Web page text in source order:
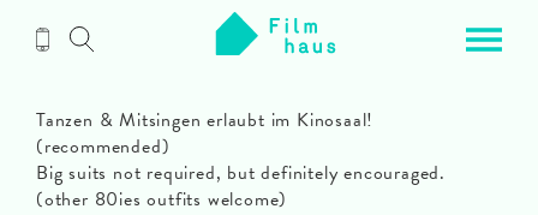
Inhalt
Tanzen & Mitsingen erlaubt im Kinosaal!
(recommended)
Big suits not required, but definitely encouraged.
(other 80ies outfits welcome)